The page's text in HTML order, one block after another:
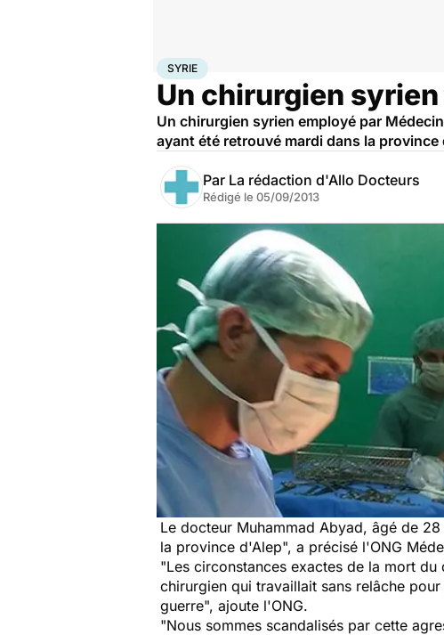
AccueilSanté
SYRIE
Un chirurgien syrien
Un chirurgien syrien employé par
ayant été retrouvé mardi dans la
Par La rédaction d'Allo Docteurs
Rédigé le 05/09/2013
Le docteur Muhammad Abyad, âgé de
la province d'Alep", a précisé l'ONG
"Les circonstances exactes de la mort
chirurgien qui travaillait sans relâche
guerre", ajoute l'ONG.
"Nous sommes scandalisés par cette